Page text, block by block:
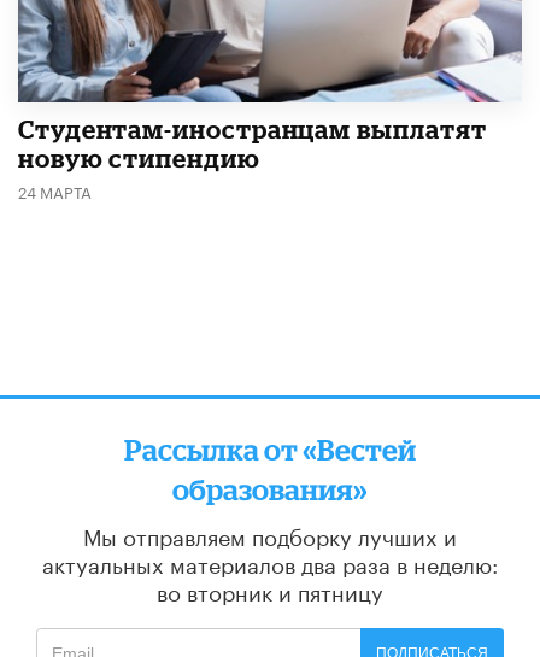
Студентам-иностранцам выплатят
новую стипендию
24 МАРТА
Рассылка от «Вестей
образования»
Мы отправляем подборку лучших и
актуальных материалов два раза в неделю:
во вторник и пятницу